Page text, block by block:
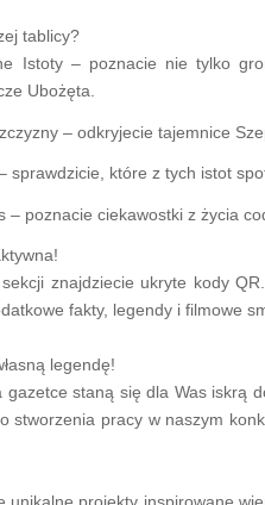
tablicy?
Istoty – poznacie nie tylko
Ubożęta.
– odkryjecie tajemnice
sprawdzicie, które z tych istot
– poznacie ciekawostki z życia
znajdziecie ukryte kody
fakty, legendy i filmowe
legendę!
gazetce staną się dla Was iskrą
stworzenia pracy w naszym